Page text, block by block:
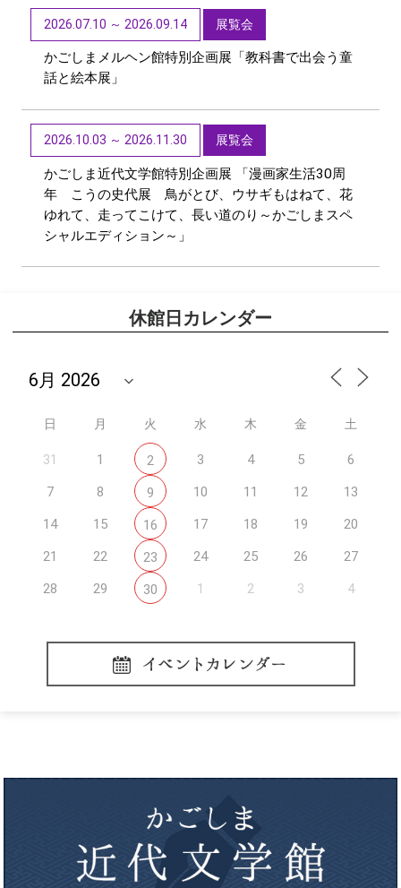
2026.07.10 ～ 2026.09.14 展覧会
かごしまメルヘン館特別企画展「教科書で出会う童
話と絵本展」
2026.10.03 ～ 2026.11.30 展覧会
かごしま近代文学館特別企画展 「漫画家生活30周
年 こうの史代展 鳥がとび、ウサギもはねて、花
ゆれて、走ってこけて、長い道のり～かごしまスペ
シャルエディション～」
休館日カレンダー
日 月 火 水 木 金 土
31 1 2 3 4 5
6
7
8 9 10 11 12
13
14
15 16 17 18 19
20
21
22 23 24 25 26
27
28
29 30 1 2 3 4